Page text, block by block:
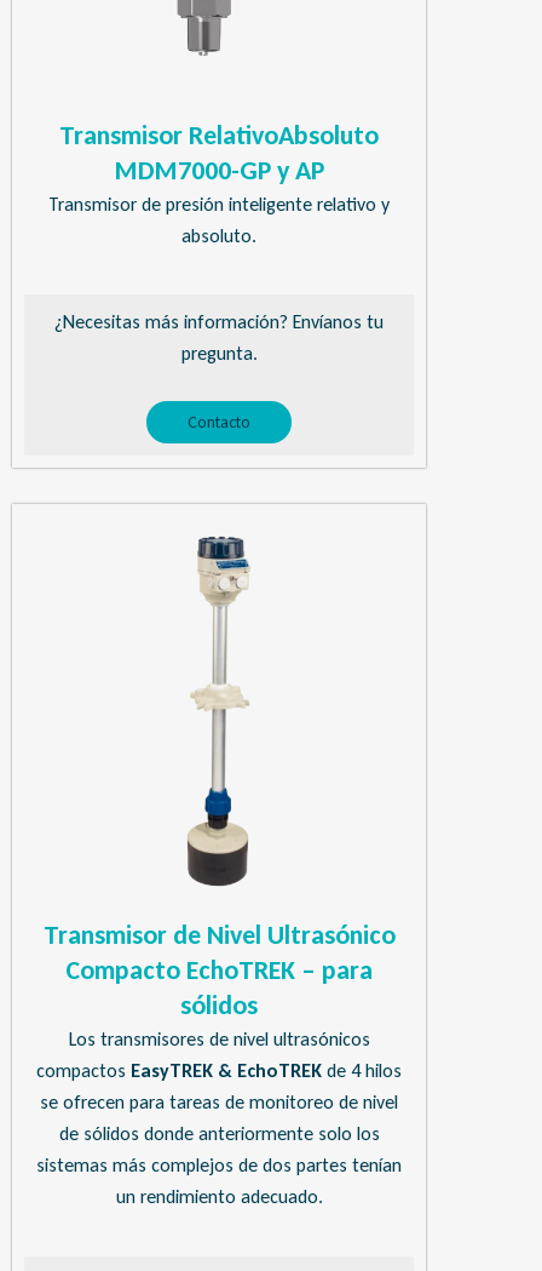
Transmisor RelativoAbsoluto
MDM7000-GP y AP
Transmisor de presión inteligente relativo y
absoluto.
¿Necesitas más información? Envíanos tu
pregunta.
Contacto
Transmisor de Nivel Ultrasónico
Compacto EchoTREK – para
sólidos
Los transmisores de nivel ultrasónicos
compactos EasyTREK & EchoTREK de 4 hilos
se ofrecen para tareas de monitoreo de nivel
de sólidos donde anteriormente solo los
sistemas más complejos de dos partes tenían
un rendimiento adecuado.